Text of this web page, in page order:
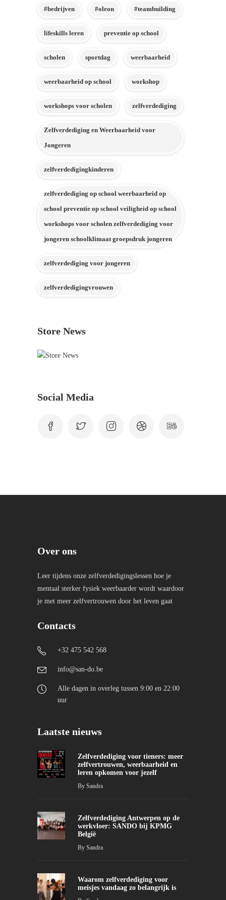
#bedrijven #oleon #teambuilding
lifeskills leren preventie op school
scholen sportdag weerbaarheid
weerbaarheid op school workshop
workshops voor scholen zelfverdediging
Zelfverdediging en Weerbaarheid voor
Jongeren
zelfverdedigingkinderen
zelfverdediging op school weerbaarheid op
school preventie op school veiligheid op school
workshops voor scholen zelfverdediging voor
jongeren schoolklimaat groepsdruk jongeren
zelfverdediging voor jongeren
zelfverdedigingvrouwen
Store News
Social Media
Over ons
Leer tijdens onze zelfverdedigingslessen hoe je
mentaal sterker fysiek weerbaarder wordt waardoor
je met meer zelfvertrouwen door het leven gaat
Contacts
+32 475 542 568
info@san-do.be
Alle dagen in overleg tussen 9:00 en 22:00
uur
Laatste nieuws
Zelfverdediging voor tieners: meer
zelfvertrouwen, weerbaarheid en
leren opkomen voor jezelf
By Sandra
Zelfverdediging Antwerpen op de
werkvloer: SANDO bij KPMG
België
By Sandra
Waarom zelfverdediging voor
meisjes vandaag zo belangrijk is